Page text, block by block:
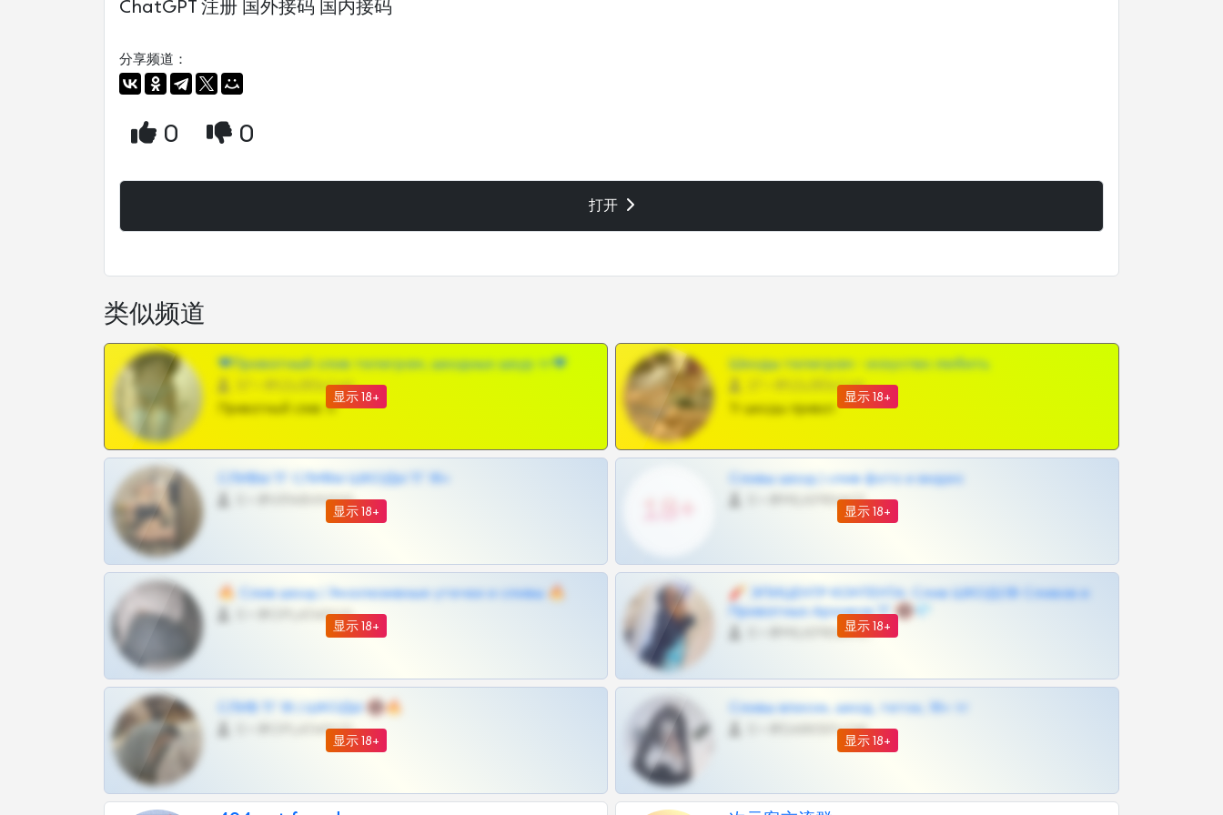
ChatGPT 注册 国外接码 国内接码
分享频道：
0 0
打开
类似频道
显示 18+
❤Приватный слив телеграм, шкодных шкур тг❤
@SZu3ll3sCatt_bot
Приватный слив тг
显示 18+
Шкоды телеграм - искуство любить
@SZu3ll3sCatt_bot
Тг шкоды приват
显示 18+
СЛИВЫ ТГ СЛИВЫ ШКОДЫ ТГ 18+
@VIPARHIVS55BOT
显示 18+
Сливы шкод | слив фото и видео
@MILKPRIVATES39BOT
显示 18+
🔥 Слив шкод | Эксклюзивные утечки и сливы 🔥
@OPLATAPODPSK1BOT
显示 18+
🧨 ЭПИЦЕНТР КОНТЕНТА: Слив ШКОДОВ Сливов и
Приватных Архивов ТГ 🔞💎
@MILKPRIVATES39BOT
显示 18+
СЛИВ ТГ 18 | ШКОДЫ 🔞🔥
@OPLATAPODPSK1BOT
显示 18+
Сливы вписок, шкод, теток, 18+ тг
@DARK15FLOWSBOT